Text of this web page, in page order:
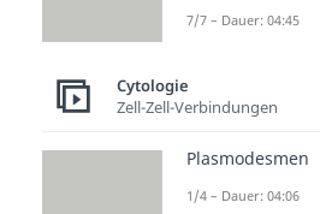
Calcium
sind ein
den Zellen
ER in das
7/7 – Dauer: 04:45
Cytologie
Zell-Zell-Verbindungen
Plasmodesmen
1/4 – Dauer: 04:06